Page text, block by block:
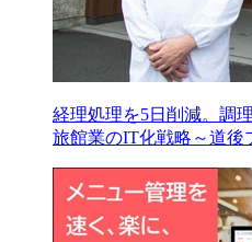
経理処理を5日削減。調
旅館業のIT化戦略～道後